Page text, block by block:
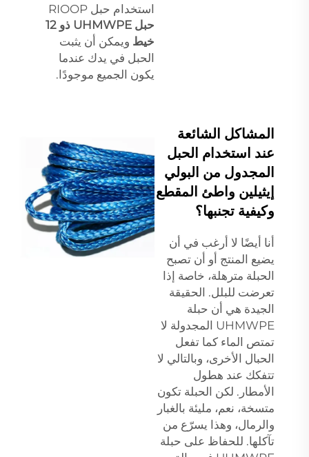
استخدام حبل RIOOP
حبل UHMWPE ذو 12
خيط ويمكن أن يثبت
الحبل في يدك عندما
يكون الجميع موجودًا.
المشاكل الشائعة
عند استخدام الحبل
المجدول من البولي
إيثيلين واطئ المقطع
وكيفية تجنبها؟
أنا أيضًا لا أرغب في أن
يضيع المنتج أو أن تصبح
الحبلة مترهلة، خاصة إذا
تعرضت للبلل. الحقيقة
الجيدة هي أن حبلة
UHMWPE المجدولة لا
تمتص الماء كما تفعل
الحبال الأخرى، وبالتالي لا
تتفكك عند هطول
الأمطار. لكن الحبلة تكون
متسخة، نعم، مليئة بالغبار
والرمال، وهذا يسرّع من
تآكلها. للحفاظ على حبلة